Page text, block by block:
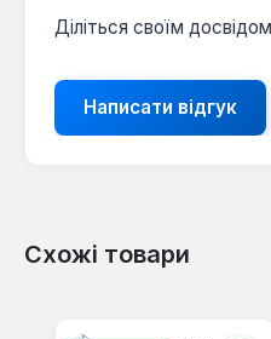
Діліться своїм
Написати відгук
Схожі товари